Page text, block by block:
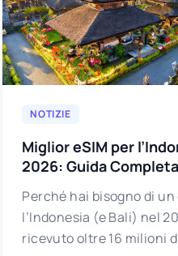
NOTIZIE
Miglior eSIM per
2026: Guida
ai Dati
Perché hai bisogno di un
l’Indonesia (e Bali) nel
ricevuto oltre 16 milioni